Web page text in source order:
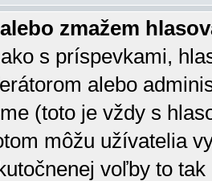
zmažem
s príspevkami,
alebo
(toto je vždy s
môžu užívatelia
voľby to